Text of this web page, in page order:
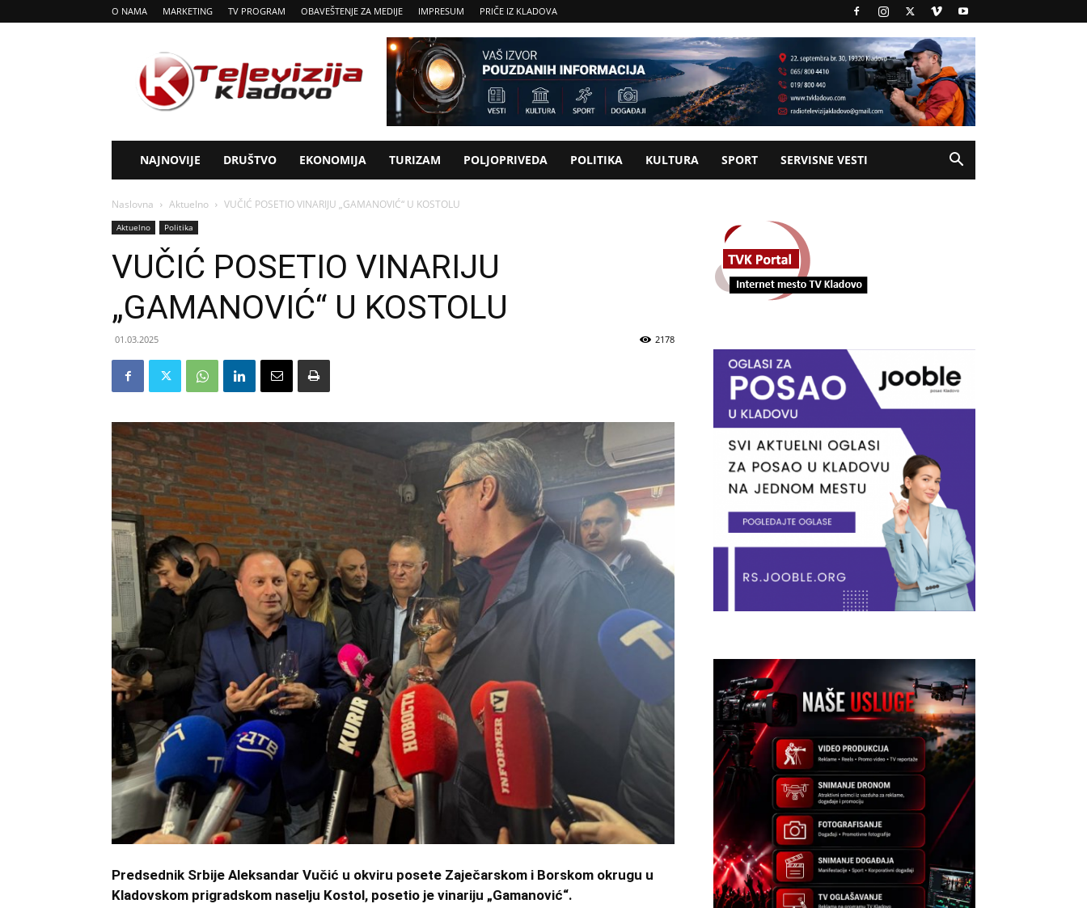
O NAMA MARKETING TV PROGRAM OBAVEŠTENJE ZA MEDIJE IMPRESUM PRIČE IZ KLADOVA
Tv
Kladovo
NAJNOVIJE DRUŠTVO EKONOMIJA TURIZAM POLJOPRIVEDA POLITIKA KULTURA SPORT SERVISNE VESTI
Naslovna Aktuelno VUČIĆ POSETIO VINARIJU „GAMANOVIĆ“ U KOSTOLU
Aktuelno Politika
VUČIĆ POSETIO VINARIJU
„GAMANOVIĆ“ U KOSTOLU
01.03.2025 2178
Predsednik Srbije Aleksandar Vučić u okviru posete Zaječarskom i Borskom okrugu u
Kladovskom prigradskom naselju Kostol, posetio je vinariju „Gamanović“.